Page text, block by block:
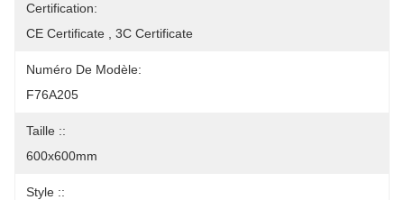
Certification:
CE Certificate , 3C Certificate
Numéro De Modèle:
F76A205
Taille ::
600x600mm
Style ::